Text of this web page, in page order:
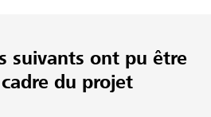
suivants ont pu être
du projet